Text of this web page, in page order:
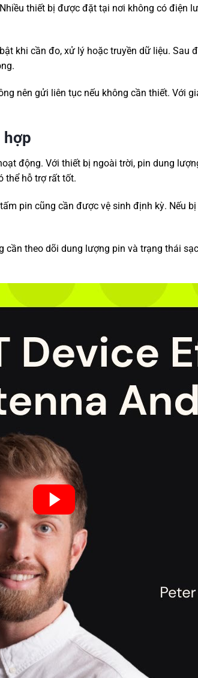
thiết bị được đặt tại nơi không có điện
khi cần đo, xử lý hoặc truyền dữ liệu. Sau
nên gửi liên tục nếu không cần thiết. Với
hợp
động. Với thiết bị ngoài trời, pin dung
thể hỗ trợ rất tốt.
pin cũng cần được vệ sinh định kỳ. Nếu
theo dõi dung lượng pin và trạng thái